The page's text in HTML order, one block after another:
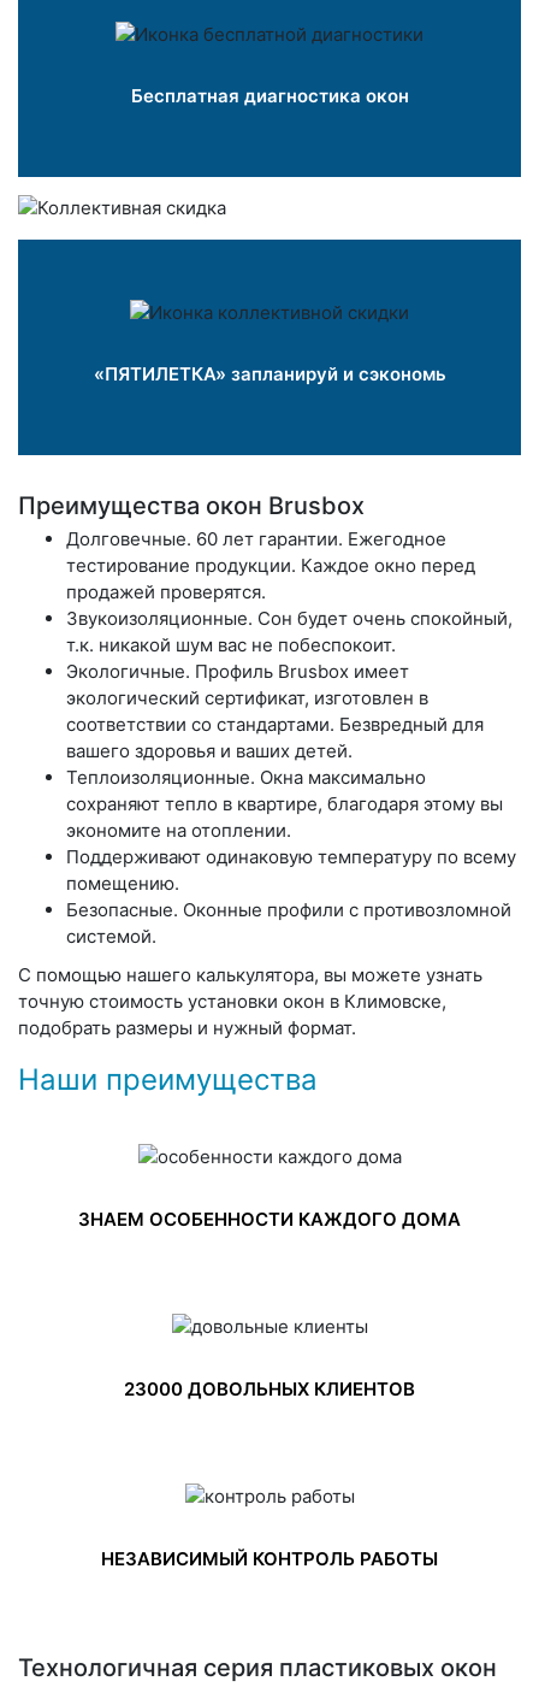
Бесплатная диагностика окон
«ПЯТИЛЕТКА» запланируй и сэкономь
Преимущества окон Brusbox
Долговечные. 60 лет гарантии. Ежегодное
тестирование продукции. Каждое окно перед
продажей проверятся.
Звукоизоляционные. Сон будет очень спокойный,
т.к. никакой шум вас не побеспокоит.
Экологичные. Профиль Brusbox имеет
экологический сертификат, изготовлен в
соответствии со стандартами. Безвредный для
вашего здоровья и ваших детей.
Теплоизоляционные. Окна максимально
сохраняют тепло в квартире, благодаря этому вы
экономите на отоплении.
Поддерживают одинаковую температуру по всему
помещению.
Безопасные. Оконные профили с противозломной
системой.
С помощью нашего калькулятора, вы можете узнать
точную стоимость установки окон в Климовске,
подобрать размеры и нужный формат.
Наши преимущества
ЗНАЕМ ОСОБЕННОСТИ КАЖДОГО ДОМА
23000 ДОВОЛЬНЫХ КЛИЕНТОВ
НЕЗАВИСИМЫЙ КОНТРОЛЬ РАБОТЫ
Технологичная серия пластиковых окон